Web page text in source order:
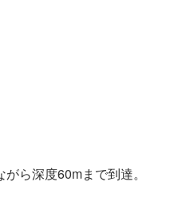
ら深度60mまで到達。